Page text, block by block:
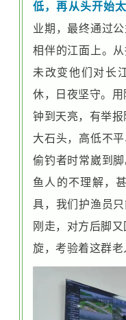
低，再从头开始
业期，最终通过
相伴的江面上。
未改变他们对长
休，日夜坚守。用
钟到天亮，有举报
大石头，高低不
偷钓者时常崴到
鱼人的不理解，
具，我们护渔员
刚走，对方后脚
旋，考验着这群老